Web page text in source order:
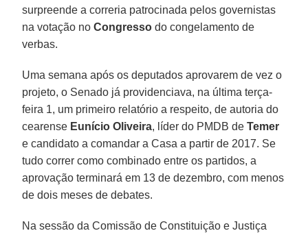
surpreende a correria patrocinada pelos governistas
na votação noCongresso do congelamento de
verbas.
Uma semana após os deputados aprovarem de vez o
projeto, o Senado já providenciava, na última terça-
feira 1, um primeiro relatório a respeito, de autoria do
cearense Eunício Oliveira, líder do PMDB deTemer
e candidato a comandar a Casa a partir de 2017. Se
tudo correr como combinado entre os partidos, a
aprovação terminará em 13 de dezembro, com menos
de dois meses de debates.
Na sessão da Comissão de Constituição e Justiça